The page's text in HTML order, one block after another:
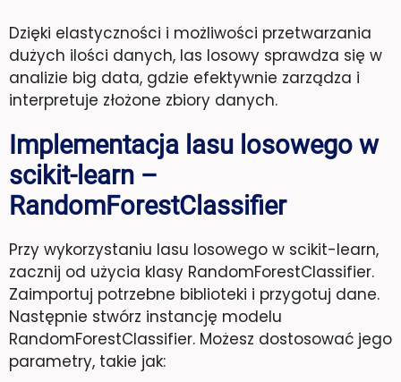
Dzięki elastyczności i możliwości przetwarzania
dużych ilości danych, las losowy sprawdza się w
analizie big data, gdzie efektywnie zarządza i
interpretuje złożone zbiory danych.
Implementacja lasu losowego w
scikit-learn –
RandomForestClassifier
Przy wykorzystaniu lasu losowego w scikit-learn,
zacznij od użycia klasy RandomForestClassifier.
Zaimportuj potrzebne biblioteki i przygotuj dane.
Następnie stwórz instancję modelu
RandomForestClassifier. Możesz dostosować jego
parametry, takie jak: